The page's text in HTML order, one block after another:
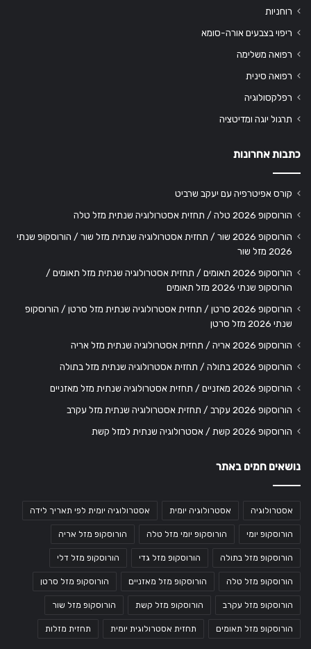
רוחניות
ריפוי בצבעים אורה-סומא
רפואה משלימה
רפואה סינית
רפלקסולוגיה
תרגול יוגה ומדיטציה
כתבות אחרונות
קורס אפיטרפיה עם יעקב שרביט
הורוסקופ 2026 טלה / תחזית אסטרולוגיה שנתית מזל טלה
הורוסקופ 2026 שור / תחזית אסטרולוגיה שנתית מזל שור / הורוסקופ שנתי
2026 מזל שור
הורוסקופ 2026 תאומים / תחזית אסטרולוגיה שנתית מזל תאומים /
הורוסקופ שנתי 2026 מזל תאומים
הורוסקופ 2026 סרטן / תחזית אסטרולוגיה שנתית מזל סרטן / הורוסקופ
שנתי 2026 מזל סרטן
הורוסקופ 2026 אריה / תחזית אסטרולוגיה שנתית מזל אריה
הורוסקופ 2026 בתולה / תחזית אסטרולוגיה שנתית מזל בתולה
הורוסקופ 2026 מאזניים / תחזית אסטרולוגיה שנתית מזל מאזניים
הורוסקופ 2026 עקרב / תחזית אסטרולוגיה שנתית מזל עקרב
הורוסקופ 2026 קשת / אסטרולוגיה שנתית למזל קשת
נושאים חמים באתר
אסטרולוגיה אסטרולוגיה יומית אסטרולוגיה יומית לפי תאריך לידה
הורוסקופ יומי הורוסקופ יומי מזל טלה הורוסקופ מזל אריה
הורוסקופ מזל בתולה הורוסקופ מזל גדי הורוסקופ מזל דלי
הורוסקופ מזל טלה הורוסקופ מזל מאזניים הורוסקופ מזל סרטן
הורוסקופ מזל עקרב הורוסקופ מזל קשת הורוסקופ מזל שור
הורוסקופ מזל תאומים תחזית אסטרולוגית יומית תחזית מזלות